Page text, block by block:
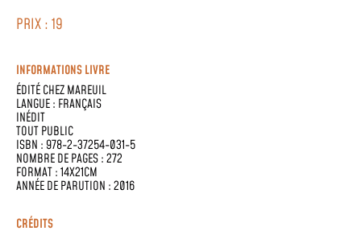
PRIX : 19
INFORMATIONS LIVRE
ÉDITÉ CHEZMAREUIL
LANGUE : FRANÇAIS
INÉDIT
TOUT PUBLIC
ISBN : 978-2-37254-031-5
NOMBRE DE PAGES : 272
FORMAT : 14X21CM
ANNÉE DE PARUTION : 2016
CRÉDITS